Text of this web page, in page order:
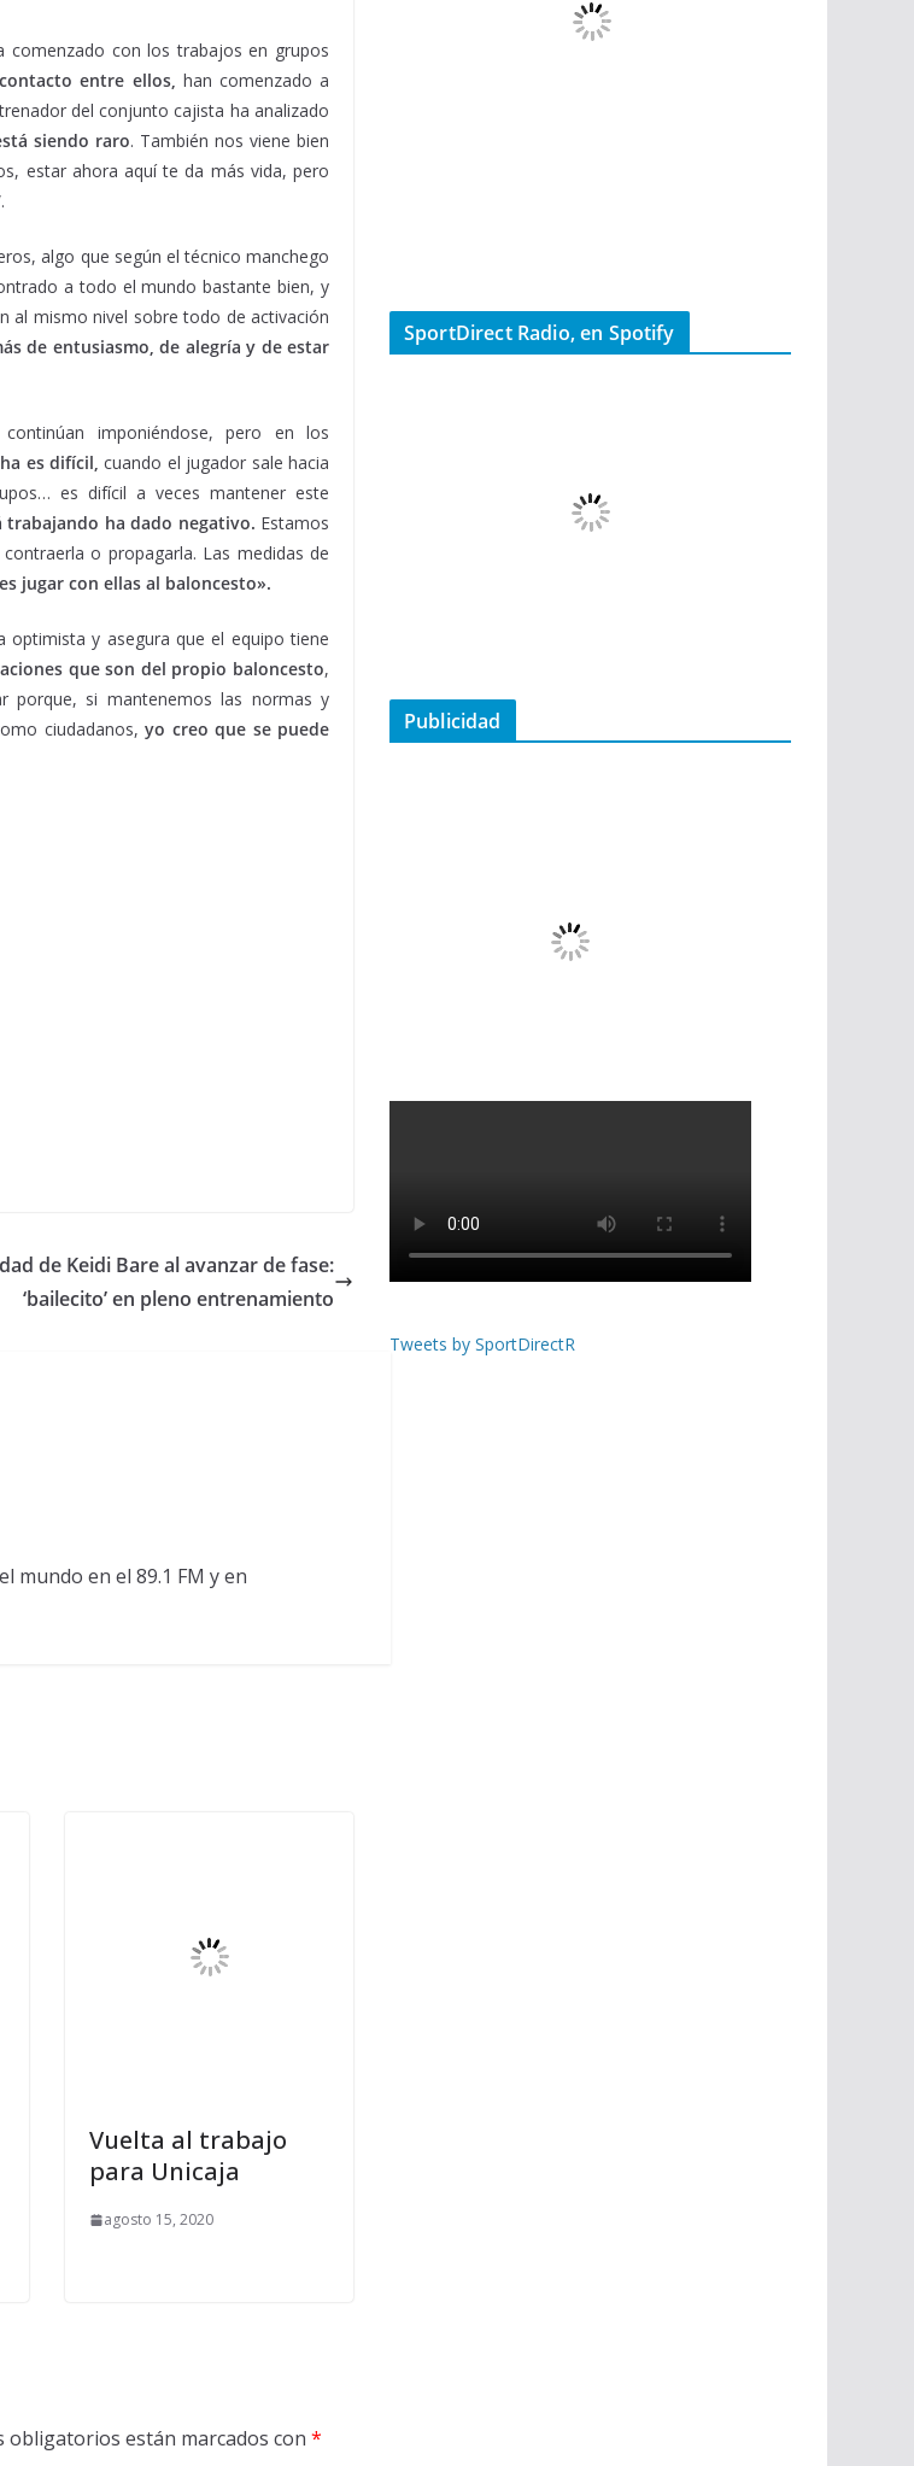
comenzado con los trabajos en grupos
entre ellos, han comenzado a
del conjunto cajista ha analizado
siendo raro. También nos viene bien
estar ahora aquí te da más vida, pero
algo que según el técnico manchego
a todo el mundo bastante bien, y
al mismo nivel sobre todo de activación
de entusiasmo, de alegría y de estar
imponiéndose, pero en los
es difícil, cuando el jugador sale hacia
es difícil a veces mantener este
ha dado negativo. Estamos
o propagarla. Las medidas de
jugar con ellas al baloncesto».
optimista y asegura que el equipo tiene
que son del propio baloncesto,
porque, si mantenemos las normas y
ciudadanos,yo creo que se puede
de Keidi Bare al avanzar de fase:
‘bailecito’ en pleno entrenamiento
mundo en el 89.1 FM y en
Vuelta al trabajo
para Unicaja
agosto 15, 2020
obligatorios están marcados con *
SportDirect Radio, en Spotify
Publicidad
Tweets by SportDirectR